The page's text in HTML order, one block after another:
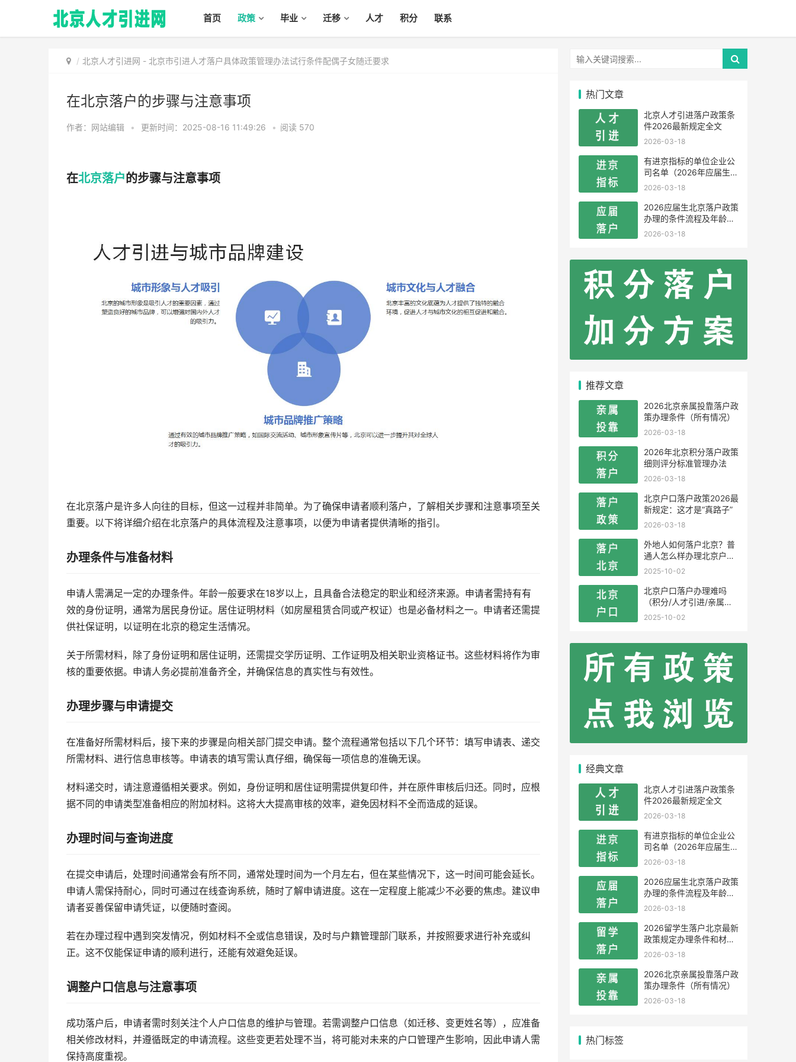
首页 政策 毕业 迁移 人才 积分 联系
北京人才引进网 - 北京市引进人才落户具体政策管理办法试行条件配偶子女随迁要求
在北京落户的步骤与注意事项
作者：网站编辑 • 更新时间：2025-08-16 11:49:26 • 阅读 570
在北京落户的步骤与注意事项
在北京落户是许多人向往的目标，但这一过程并非简单。为了确保申请者顺利落户，了解相关步骤和注意事项至关
重要。以下将详细介绍在北京落户的具体流程及注意事项，以便为申请者提供清晰的指引。
办理条件与准备材料
申请人需满足一定的办理条件。年龄一般要求在18岁以上，且具备合法稳定的职业和经济来源。申请者需持有有
效的身份证明，通常为居民身份证。居住证明材料（如房屋租赁合同或产权证）也是必备材料之一。申请者还需提
供社保证明，以证明在北京的稳定生活情况。
关于所需材料，除了身份证明和居住证明，还需提交学历证明、工作证明及相关职业资格证书。这些材料将作为审
核的重要依据。申请人务必提前准备齐全，并确保信息的真实性与有效性。
办理步骤与申请提交
在准备好所需材料后，接下来的步骤是向相关部门提交申请。整个流程通常包括以下几个环节：填写申请表、递交
所需材料、进行信息审核等。申请表的填写需认真仔细，确保每一项信息的准确无误。
材料递交时，请注意遵循相关要求。例如，身份证明和居住证明需提供复印件，并在原件审核后归还。同时，应根
据不同的申请类型准备相应的附加材料。这将大大提高审核的效率，避免因材料不全而造成的延误。
办理时间与查询进度
在提交申请后，处理时间通常会有所不同，通常处理时间为一个月左右，但在某些情况下，这一时间可能会延长。
申请人需保持耐心，同时可通过在线查询系统，随时了解申请进度。这在一定程度上能减少不必要的焦虑。建议申
请者妥善保留申请凭证，以便随时查阅。
若在办理过程中遇到突发情况，例如材料不全或信息错误，及时与户籍管理部门联系，并按照要求进行补充或纠
正。这不仅能保证申请的顺利进行，还能有效避免延误。
调整户口信息与注意事项
成功落户后，申请者需时刻关注个人户口信息的维护与管理。若需调整户口信息（如迁移、变更姓名等），应准备
相关修改材料，并遵循既定的申请流程。这些变更若处理不当，将可能对未来的户口管理产生影响，因此申请人需
保持高度重视。
热门文章
北京人才引进落户政策条
件2026最新规定全文
2026-03-18
有进京指标的单位企业公
司名单（2026年应届生留
学生）
2026-03-18
2026应届生北京落户政策
办理的条件流程及年龄限
制
2026-03-18
推荐文章
2026北京亲属投靠落户政
策办理条件（所有情况）
2026-03-18
2026年北京积分落户政策
细则评分标准管理办法
2026-03-18
北京户口落户政策2026最
新规定：这才是“真路子”
2026-03-18
外地人如何落户北京？普
通人怎么样办理北京户
口？
2025-10-02
北京户口落户办理难吗
（积分/人才引进/亲属投
靠）
2025-10-02
经典文章
北京人才引进落户政策条
件2026最新规定全文
2026-03-18
有进京指标的单位企业公
司名单（2026年应届生留
学生）
2026-03-18
2026应届生北京落户政策
办理的条件流程及年龄限
制
2026-03-18
2026留学生落户北京最新
政策规定办理条件和材料
及流程
2026-03-18
2026北京亲属投靠落户政
策办理条件（所有情况）
2026-03-18
热门标签